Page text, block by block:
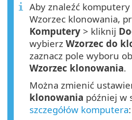
Aby znaleźć
Wzorzec klonowania,
Komputery > kliknij
wybierz Wzorzec do
zaznacz pole wyboru
Wzorzec klonowania.
Można zmienić
klonowania później w
szczegółów komputera: